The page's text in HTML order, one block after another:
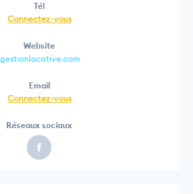
Tél
Connectez-vous
Website
Email
Connectez-vous
Réseaux sociaux